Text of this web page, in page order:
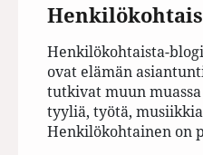
Henkilökohtaista-
ovat elämän
tutkivat muun
tyyliä, työtä,
Henkilökohtainen on